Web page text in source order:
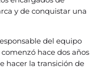
y de conquistar una
del equipo
hace dos años
hacer la transición de